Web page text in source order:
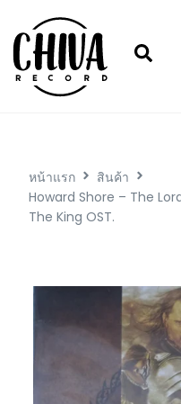
หน้าแรก
สินค้า
Howard Shore – The
The King OST.